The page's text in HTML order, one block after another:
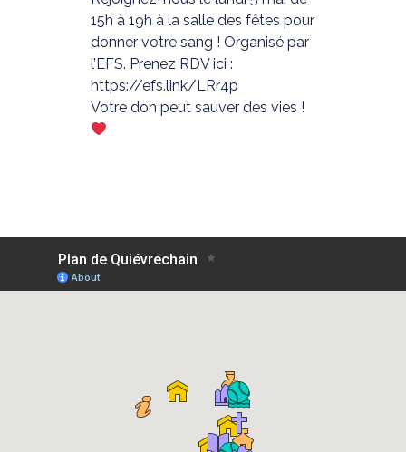
15h à 19h à la salle des fêtes pour
donner votre sang ! Organisé par
l’EFS. Prenez RDV ici :
https://efs.link/LRr4p
Votre don peut sauver des vies !